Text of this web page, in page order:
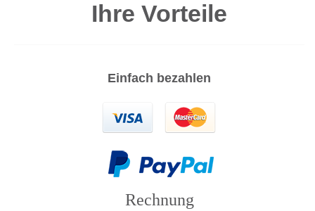
Ihre Vorteile
Einfach bezahlen
Rechnung